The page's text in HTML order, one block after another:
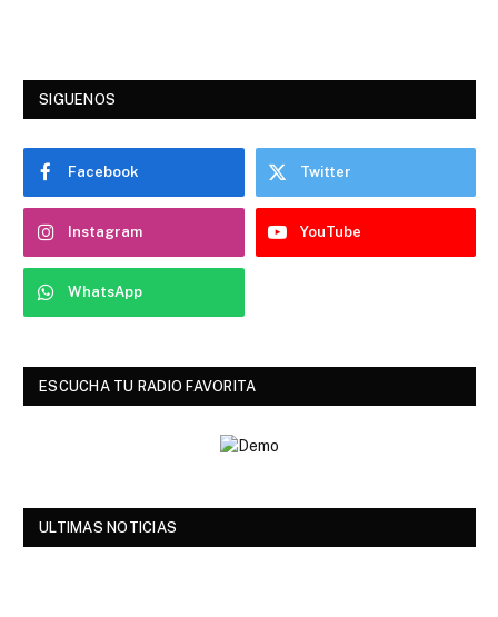
SIGUENOS
Facebook Twitter
Instagram YouTube
WhatsApp
ESCUCHA TU RADIO FAVORITA
ULTIMAS NOTICIAS